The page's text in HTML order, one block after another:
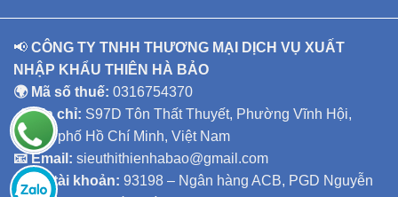
📢 CÔNG TY TNHH THƯƠNG MẠI DỊCH VỤ XUẤT
NHẬP KHẨU THIÊN HÀ BẢO
🌍 Mã số thuế: 0316754370
📍 Địa chỉ: S97D Tôn Thất Thuyết, Phường Vĩnh Hội,
Thành phố Hồ Chí Minh, Việt Nam
📧 Email: sieuthithienhabao@gmail.com
🏦Số tài khoản: 93198 – Ngân hàng ACB, PGD Nguyễn